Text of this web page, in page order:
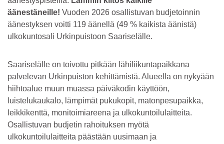
äänestäneille! Vuoden 2026 osallistuvan budjetoinnin
äänestyksen voitti 119 äänellä (49 % kaikista äänistä)
ulkokuntosali Urkinpuistoon Saariselälle.
Saariselälle on toivottu pitkään lähiliikuntapaikkana
palvelevan Urkinpuiston kehittämistä. Alueella on nykyään
hiihtoalue muun muassa päiväkodin käyttöön,
luistelukaukalo, lämpimät pukukopit, matonpesupaikka,
leikkikenttä, monitoimiareena ja ulkokuntoilulaitteita.
Osallistuvan budjetin rahoituksen myötä
ulkokuntoilulaitteita päästään uusimaan ja